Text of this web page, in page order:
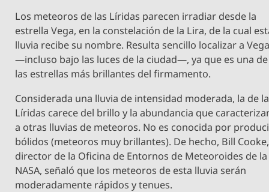
Los meteoros de las Líridas parecen irradiar desde la
estrella Vega, en la constelación de la Lira, de la cual
lluvia recibe su nombre. Resulta sencillo localizar a
—incluso bajo las luces de la ciudad—, ya ​​que es una de
las estrellas más brillantes del firmamento.
Considerada una lluvia de intensidad moderada, la de
Líridas carece del brillo y la abundancia que
a otras lluvias de meteoros. No es conocida por
bólidos (meteoros muy brillantes). De hecho, Bill Cooke,
director de la Oficina de Entornos de Meteoroides de la
NASA, señaló que los meteoros de esta lluvia serán
moderadamente rápidos y tenues.